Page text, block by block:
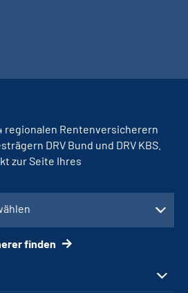
regionalen Rentenversicherern
DRV Bund und DRV KBS.
zur Seite Ihres
finden